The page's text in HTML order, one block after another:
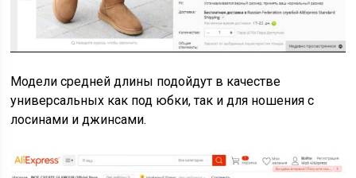
Модели средней длины подойдут в качестве
универсальных как под юбки, так и для ношения с
лосинами и джинсами.